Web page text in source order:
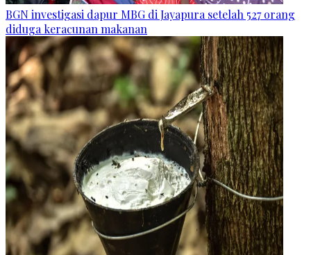
BGN investigasi dapur MBG di Jayapura setelah 527 orang
diduga keracunan makanan